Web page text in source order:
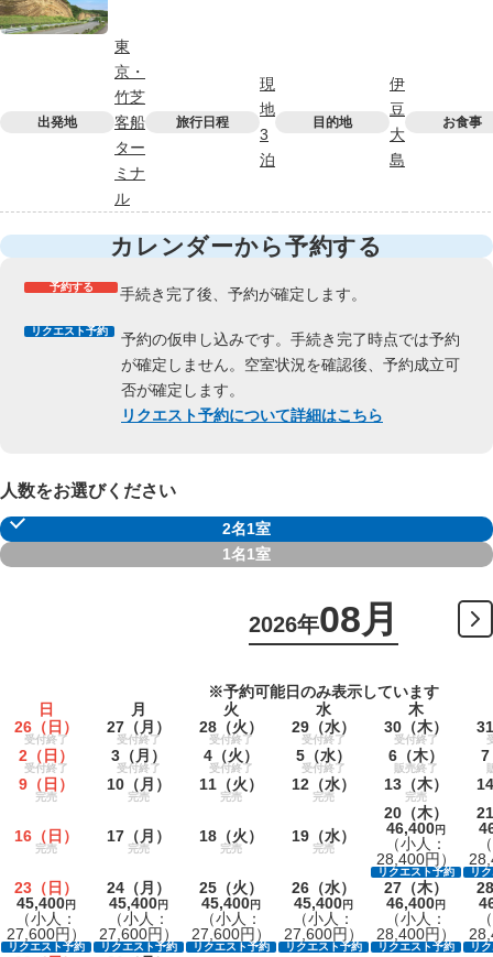
出発地
東
京・
竹芝
客船
ター
ミナ
ル
旅行日程
現
地
3
泊
目的地
伊
豆
大
島
お食事
カレンダーから予約する
予約する 手続き完了後、予約が確定します。
リクエスト予約
予約の仮申し込みです。手続き完了時点では予約
が確定しません。空室状況を確認後、予約成立可
否が確定します。
リクエスト予約について詳細はこちら
人数をお選びください
2名1室
1名1室
2026年08月
※予約可能日のみ表示しています
日
月 火 水
木
26 （日）
受付終了
27 （月）
受付終了
28 （火）
受付終了
29 （水）
受付終了
30 （木）
受付終了
31
2 （日）
受付終了
3 （月）
受付終了
4 （火）
受付終了
5 （水）
受付終了
6 （木）
販売終了
7
9 （日）
完売
10 （月）
完売
11 （火）
完売
12 （水）
完売
13 （木）
完売
14
16 （日）
完売
17 （月）
完売
18 （火）
完売
19 （水）
完売
20 （木）
46,400円
（小人：
28,400円）
リクエスト予約
21
リ
23 （日）
45,400円
（小人：
27,600円）
リクエスト予約
24 （月）
45,400円
（小人：
27,600円）
リクエスト予約
25 （火）
45,400円
（小人：
27,600円）
リクエスト予約
26 （水）
45,400円
（小人：
27,600円）
リクエスト予約
27 （木）
46,400円
（小人：
28,400円）
リクエスト予約
28
リ